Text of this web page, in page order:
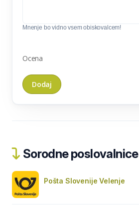
Mnenje bo vidno vsem obiskovalcem!
Ocena
Sorodne
Pošta Slovenije Velenje